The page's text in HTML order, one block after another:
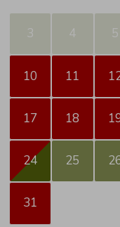
3 4 5
10 11
17 18
24 25
31